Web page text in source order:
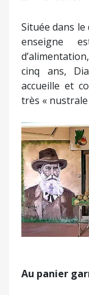
Située dans
enseigne
cinq ans,
accueille et
très « nustrale
Précédent
Au panier